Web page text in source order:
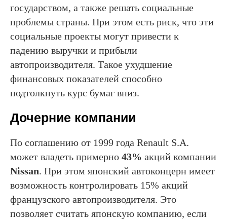
государством, а также решать социальные
проблемы страны. При этом есть риск, что эти
социальные проекты могут привести к
падению выручки и прибыли
автопроизводителя. Такое ухудшение
финансовых показателей способно
подтолкнуть курс бумаг вниз.
Дочерние компании
По соглашению от 1999 года Renault S.A.
может владеть примерно 43% акций компании
Nissan. При этом японский автоконцерн имеет
возможность контролировать 15% акций
французского автопроизводителя. Это
позволяет считать японскую компанию, если